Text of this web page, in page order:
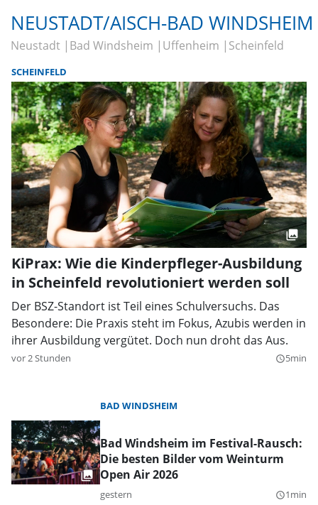
NEUSTADT/AISCH-BAD WINDSHEIM
Neustadt Bad Windsheim Uffenheim Scheinfeld
SCHEINFELD
KiPrax: Wie die Kinderpfleger-Ausbildung
in Scheinfeld revolutioniert werden soll
Der BSZ-Standort ist Teil eines Schulversuchs. Das
Besondere: Die Praxis steht im Fokus, Azubis werden in
ihrer Ausbildung vergütet. Doch nun droht das Aus.
vor 2 Stunden query_builder5min
BAD WINDSHEIM
Bad Windsheim im Festival-Rausch:
Die besten Bilder vom Weinturm
Open Air 2026
gestern query_builder1min